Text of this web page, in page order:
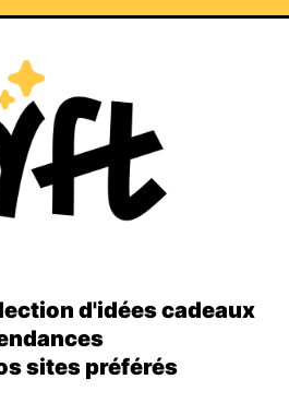
d'idées cadeaux
sites préférés